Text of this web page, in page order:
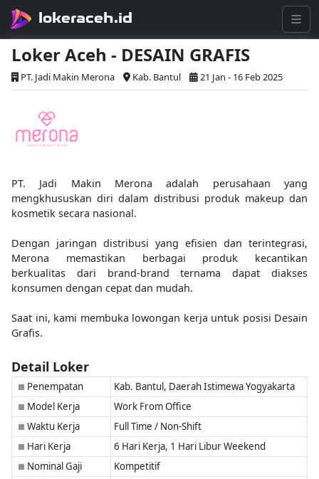
lokeraceh.id
Loker Aceh - DESAIN GRAFIS
PT. Jadi Makin Merona Kab. Bantul 21 Jan - 16 Feb 2025
PT. Jadi Makin Merona adalah perusahaan yang
mengkhususkan diri dalam distribusi produk makeup dan
kosmetik secara nasional.
Dengan jaringan distribusi yang efisien dan terintegrasi,
Merona memastikan berbagai produk kecantikan
berkualitas dari brand-brand ternama dapat diakses
konsumen dengan cepat dan mudah.
Saat ini, kami membuka lowongan kerja untuk posisi Desain
Grafis.
Detail Loker
■ Penempatan Kab. Bantul, Daerah Istimewa Yogyakarta
■ Model Kerja Work From Office
■ Waktu Kerja Full Time / Non-Shift
■ Hari Kerja 6 Hari Kerja, 1 Hari Libur Weekend
■ Nominal Gaji Kompetitif